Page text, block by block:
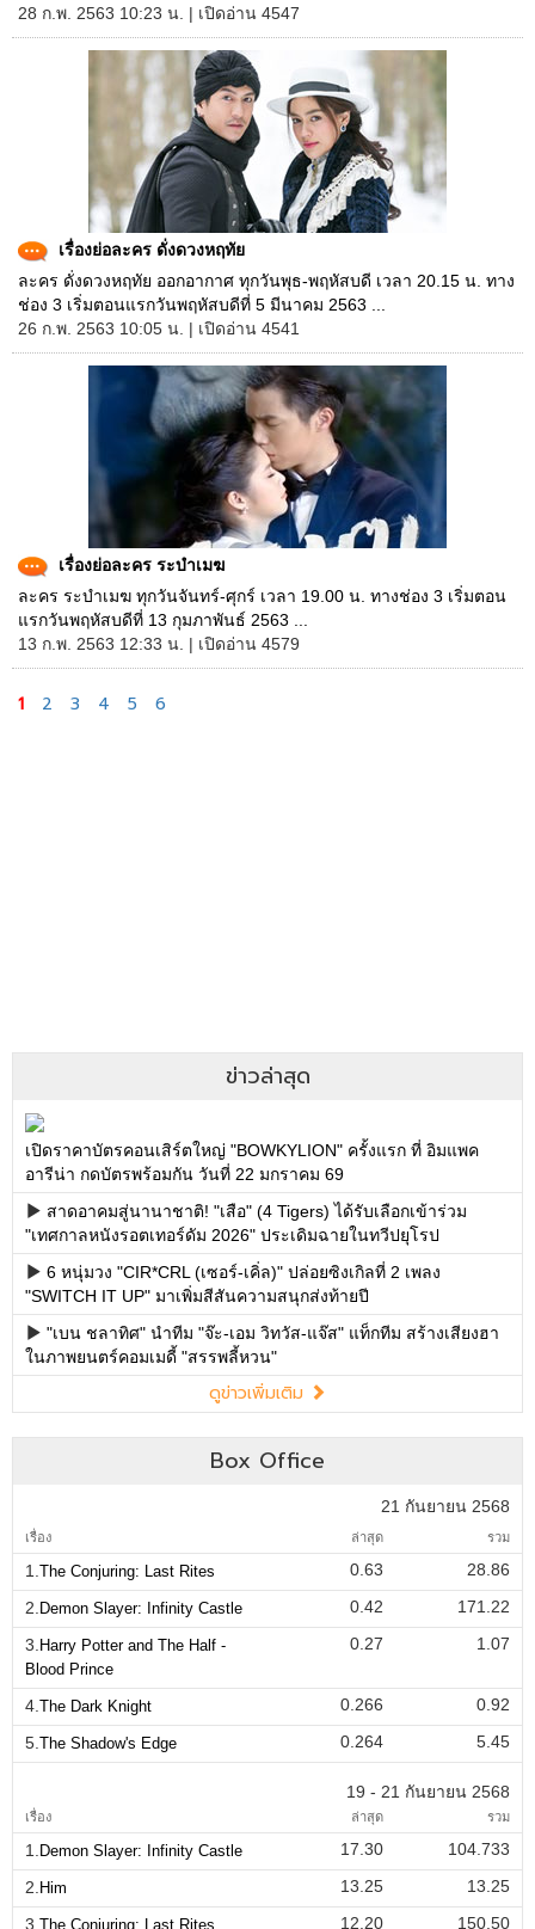
28 ก.พ. 2563 10:23 น. | เปิดอ่าน 4547
เรื่องย่อละคร ดั่งดวงหฤทัย
ละคร ดั่งดวงหฤทัย ออกอากาศ ทุกวันพุธ-พฤหัสบดี เวลา 20.15 น. ทาง
ช่อง 3 เริ่มตอนแรกวันพฤหัสบดีที่ 5 มีนาคม 2563 ...
26 ก.พ. 2563 10:05 น. | เปิดอ่าน 4541
เรื่องย่อละคร ระบำเมฆ
ละคร ระบำเมฆ ทุกวันจันทร์-ศุกร์ เวลา 19.00 น. ทางช่อง 3 เริ่มตอน
แรกวันพฤหัสบดีที่ 13 กุมภาพันธ์ 2563 ...
13 ก.พ. 2563 12:33 น. | เปิดอ่าน 4579
1 2 3 4 5 6
ข่าวล่าสุด
เปิดราคาบัตรคอนเสิร์ตใหญ่ "BOWKYLION" ครั้งแรก ที่ อิมแพค
อารีน่า กดบัตรพร้อมกัน วันที่ 22 มกราคม 69
สาดอาคมสู่นานาชาติ! "เสือ" (4 Tigers) ได้รับเลือกเข้าร่วม
"เทศกาลหนังรอตเทอร์ดัม 2026" ประเดิมฉายในทวีปยุโรป
6 หนุ่มวง "CIR*CRL (เซอร์-เคิ่ล)" ปล่อยซิงเกิลที่ 2 เพลง
"SWITCH IT UP" มาเพิ่มสีสันความสนุกส่งท้ายปี
"เบน ชลาทิศ" นำทีม "จ๊ะ-เอม วิทวัส-แจ๊ส" แท็กทีม สร้างเสียงฮา
ในภาพยนตร์คอมเมดี้ "สรรพลี้หวน"
ดูข่าวเพิ่มเติม
Box Office
21 กันยายน 2568
เรื่อง ล่าสุด รวม
1. The Conjuring: Last Rites 0.63
28.86
2. Demon Slayer: Infinity Castle 0.42
171.22
3. Harry Potter and The Half -
Blood Prince
0.27 1.07
4. The Dark Knight 0.266
0.92
5. The Shadow's Edge 0.264 5.45
19 - 21 กันยายน 2568
เรื่อง ล่าสุด รวม
1. Demon Slayer: Infinity Castle 17.30
104.733
2. Him 13.25
13.25
3. The Conjuring: Last Rites 12.20 150.50